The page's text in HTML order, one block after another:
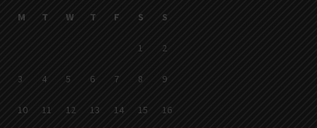
M
T W T F S S
1 2
3 4 5 6 7 8 9
10 11 12 13 14 15 16